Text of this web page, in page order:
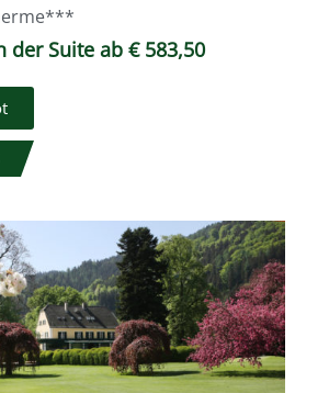
der Suite ab € 583,50